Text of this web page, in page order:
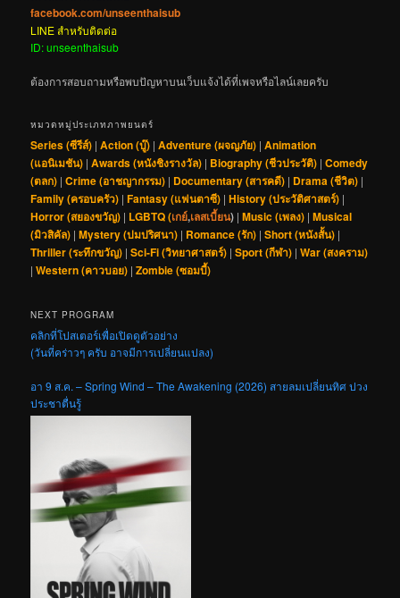
facebook.com/unseenthaisub
LINE สำหรับติดต่อ
ID: unseenthaisub
ต้องการสอบถามหรือพบปัญหาบนเว็บแจ้งได้ที่เพจหรือไลน์เลยครับ
หมวดหมู่ประเภทภาพยนตร์
Series (ซีรีส์) |Action (บู๊) |Adventure (ผจญภัย) |Animation
(แอนิเมชัน) |Awards (หนังชิงรางวัล) | Biography (ชีวประวัติ) |Comedy
(ตลก) |Crime (อาชญากรรม) | Documentary (สารคดี) | Drama (ชีวิต) |
Family (ครอบครัว) |Fantasy (แฟนตาซี) |History (ประวัติศาสตร์) |
Horror (สยองขวัญ) | LGBTQ (เกย์,เลสเบี้ยน) |Music (เพลง) |Musical
(มิวสิคัล) |Mystery (ปมปริศนา) | Romance (รัก) |Short (หนังสั้น) |
Thriller (ระทึกขวัญ) |Sci-Fi (วิทยาศาสตร์) |Sport (กีฬา) |War (สงคราม)
|Western (คาวบอย) |Zombie (ซอมบี้)
NEXT PROGRAM
คลิกที่โปสเตอร์เพื่อเปิดดูตัวอย่าง
(วันที่คร่าวๆ ครับ อาจมีการเปลี่ยนแปลง)
อา 9 ส.ค. – Spring Wind – The Awakening (2026) สายลมเปลี่ยนทิศ ปวง
ประชาตื่นรู้